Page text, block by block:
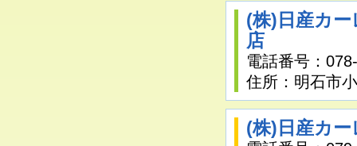
(株)日産カ
店
電話番号：
住所：明石市
(株)日産カ